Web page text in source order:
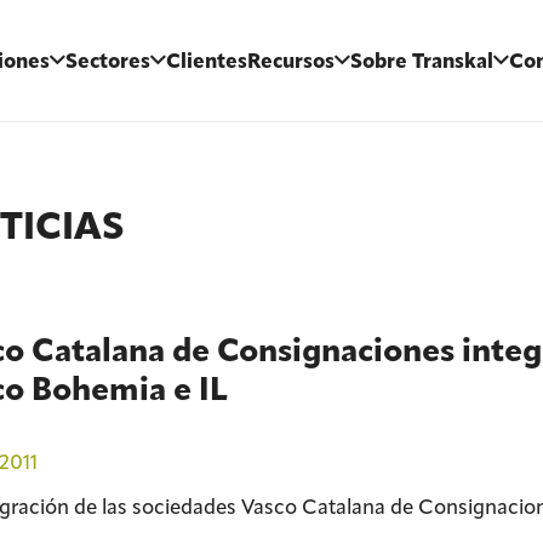
Sectores ClientesRecursos Sobre Transkal
Catalana de Consignaciones
Bohemia e IL
de las sociedades Vasco Catalana de